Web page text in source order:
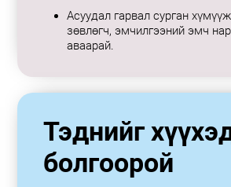
Асуудал гарвал сурган
зөвлөгч, эмчилгээний эмч
аваарай.
Тэднийг
болгоорой